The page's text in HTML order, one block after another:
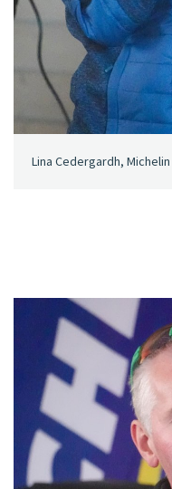
Lina Cedergardh,